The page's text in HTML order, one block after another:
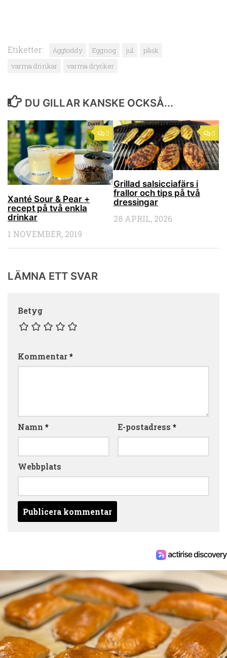
Etiketter: Äggtoddy Eggnog jul
påsk
varma drinkar
varma drycker
DU GILLAR KANSKE OCKSÅ...
0
Xanté Sour & Pear +
recept på två enkla
drinkar
1 NOVEMBER, 2019
0
Grillad salsicciafärs i
frallor och tips på två
dressingar
28 APRIL, 2026
LÄMNA ETT SVAR
Betyg
Kommentar*
Namn * E-postadress *
Webbplats